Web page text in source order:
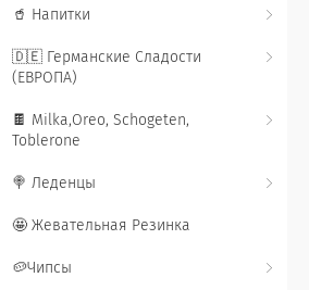
🥤 Напитки
🇩🇪 Германские Сладости
(ЕВРОПА)
🍫 Milka,Oreo, Schogeten,
Toblerone
🍭 Леденцы
🤩 Жевательная Резинка
🥔Чипсы